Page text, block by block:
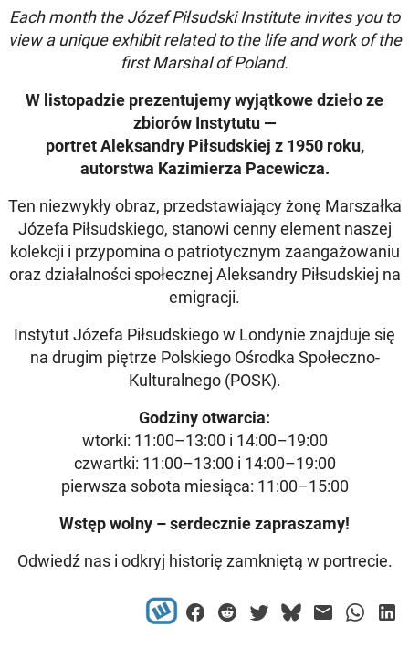
Each month the Józef Piłsudski Institute invites you to
view a unique exhibit related to the life and work of the
first Marshal of Poland.
W listopadzie prezentujemy wyjątkowe dzieło ze
zbiorów Instytutu —
portret Aleksandry Piłsudskiej z 1950 roku,
autorstwa Kazimierza Pacewicza.
Ten niezwykły obraz, przedstawiający żonę Marszałka
Józefa Piłsudskiego, stanowi cenny element naszej
kolekcji i przypomina o patriotycznym zaangażowaniu
oraz działalności społecznej Aleksandry Piłsudskiej na
emigracji.
Instytut Józefa Piłsudskiego w Londynie znajduje się
na drugim piętrze Polskiego Ośrodka Społeczno-
Kulturalnego (POSK).
Godziny otwarcia:
wtorki: 11:00–13:00 i 14:00–19:00
czwartki: 11:00–13:00 i 14:00–19:00
pierwsza sobota miesiąca: 11:00–15:00
Wstęp wolny – serdecznie zapraszamy!
Odwiedź nas i odkryj historię zamkniętą w portrecie.